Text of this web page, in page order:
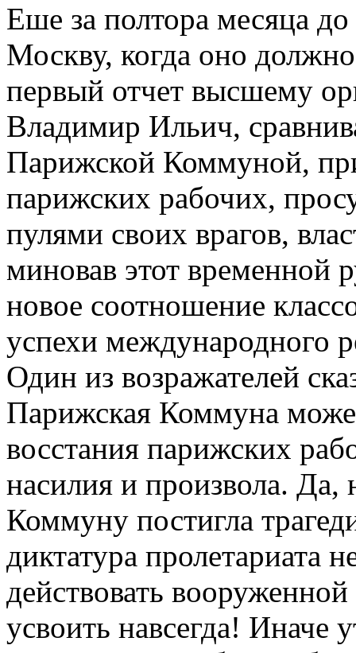
Еше за полтора месяца до
Москву, когда оно
первый отчет высшему
Владимир Ильич,
Парижской Коммуной,
парижских рабочих,
пулями своих врагов,
миновав этот временной
новое соотношение
успехи международного
Один из возражателей
Парижская Коммуна
восстания парижских
насилия и произвола. Да,
Коммуну постигла
диктатура пролетариата
действовать
усвоить навсегда! Иначе